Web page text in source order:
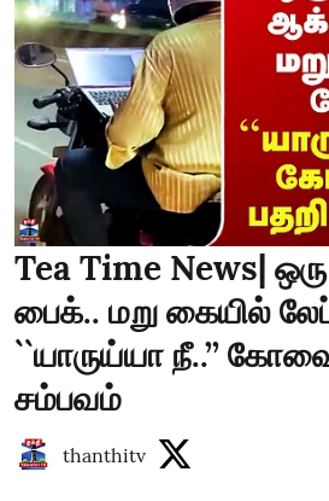
Tea Time News|
பைக்.. மறு கையில்
``யாருய்யா நீ..’’
சம்பவம்
thanthitv